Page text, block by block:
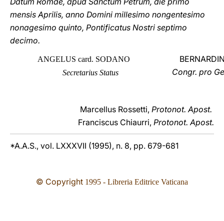
mensis Aprilis, anno Domini millesimo nongentesimo
nonagesimo quinto, Pontificatus Nostri septimo
decimo.
ANGELUS card. SODANO
Secretarius Status
Congr. pro
Marcellus Rossetti, Protonot. Apost.
Franciscus Chiaurri, Protonot. Apost.
*A.A.S., vol. LXXXVII (1995), n. 8, pp. 679-681
© Copyright 1995 - Libreria Editrice Vaticana